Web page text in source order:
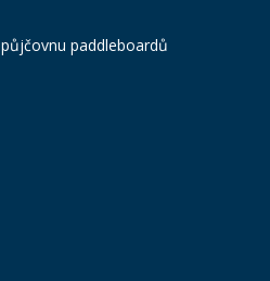
paddleboardů